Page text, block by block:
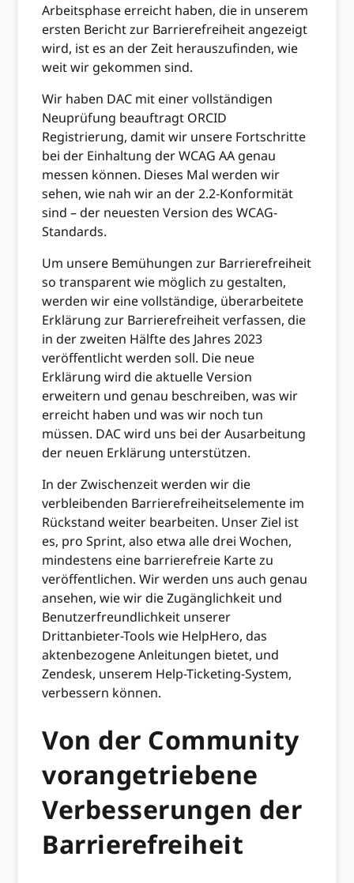
Arbeitsphase erreicht haben, die in unserem
ersten Bericht zur Barrierefreiheit angezeigt
wird, ist es an der Zeit herauszufinden, wie
weit wir gekommen sind.
Wir haben DAC mit einer vollständigen
Neuprüfung beauftragt ORCID
Registrierung, damit wir unsere Fortschritte
bei der Einhaltung der WCAG AA genau
messen können. Dieses Mal werden wir
sehen, wie nah wir an der 2.2-Konformität
sind – der neuesten Version des WCAG-
Standards.
Um unsere Bemühungen zur Barrierefreiheit
so transparent wie möglich zu gestalten,
werden wir eine vollständige, überarbeitete
Erklärung zur Barrierefreiheit verfassen, die
in der zweiten Hälfte des Jahres 2023
veröffentlicht werden soll. Die neue
Erklärung wird die aktuelle Version
erweitern und genau beschreiben, was wir
erreicht haben und was wir noch tun
müssen. DAC wird uns bei der Ausarbeitung
der neuen Erklärung unterstützen.
In der Zwischenzeit werden wir die
verbleibenden Barrierefreiheitselemente im
Rückstand weiter bearbeiten. Unser Ziel ist
es, pro Sprint, also etwa alle drei Wochen,
mindestens eine barrierefreie Karte zu
veröffentlichen. Wir werden uns auch genau
ansehen, wie wir die Zugänglichkeit und
Benutzerfreundlichkeit unserer
Drittanbieter-Tools wie HelpHero, das
aktenbezogene Anleitungen bietet, und
Zendesk, unserem Help-Ticketing-System,
verbessern können.
Von der Community
vorangetriebene
Verbesserungen der
Barrierefreiheit